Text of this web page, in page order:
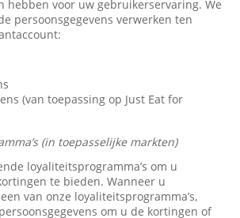
hebben voor uw gebruikerservaring. We
persoonsgegevens verwerken ten
(van toepassing op Just Eat for
(in toepasselijke markten)
loyaliteitsprogramma’s om u
te bieden. Wanneer u
van onze loyaliteitsprogramma’s,
om u de kortingen of